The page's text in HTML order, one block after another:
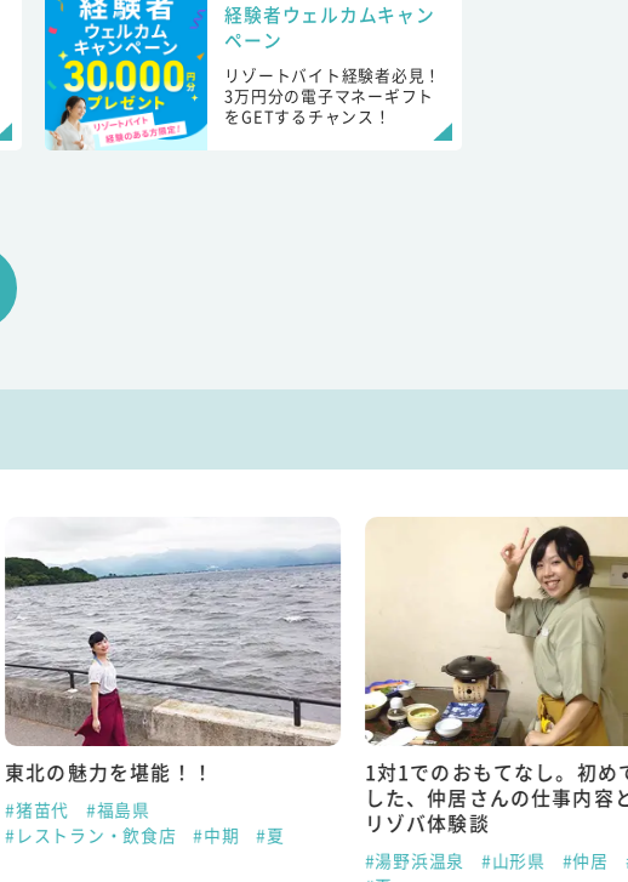
経験者ウェルカムキャン
ペーン
リゾートバイト経験者必見！
3万円分の電子マネーギフト
をGETするチャンス！
東北の魅力を堪能！！
#猪苗代
#福島県
#レストラン・飲食店
#中期 #夏
1対1でのおもてなし。初め
した、仲居さんの仕事内
リゾバ体験談
#湯野浜温泉 #山形県 #仲居